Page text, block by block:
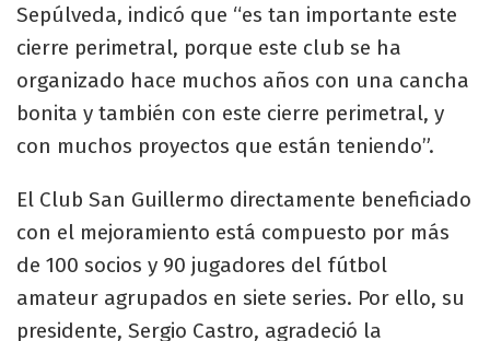
Sepúlveda, indicó que “es tan importante este
cierre perimetral, porque este club se ha
organizado hace muchos años con una cancha
bonita y también con este cierre perimetral, y
con muchos proyectos que están teniendo”.
El Club San Guillermo directamente beneficiado
con el mejoramiento está compuesto por más
de 100 socios y 90 jugadores del fútbol
amateur agrupados en siete series. Por ello, su
presidente, Sergio Castro, agradeció la